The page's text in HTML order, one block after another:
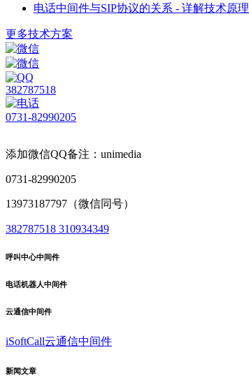
电话中间件与SIP协议的关系 - 详解技术原理
更多技术方案
382787518
0731-82990205
添加微信QQ备注：unimedia
0731-82990205
13973187797（微信同号）
382787518 310934349
呼叫中心中间件
电话机器人中间件
云通信中间件
iSoftCall云通信中间件
新闻文章